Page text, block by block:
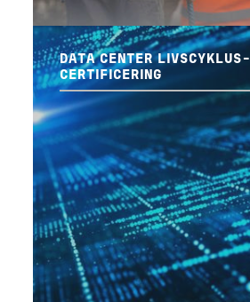
DATA CENTER LIVSCYKLUS-
CERTIFICERING